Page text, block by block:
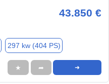
43.850 €
297 kw (404 PS)
★ ➦ ➜